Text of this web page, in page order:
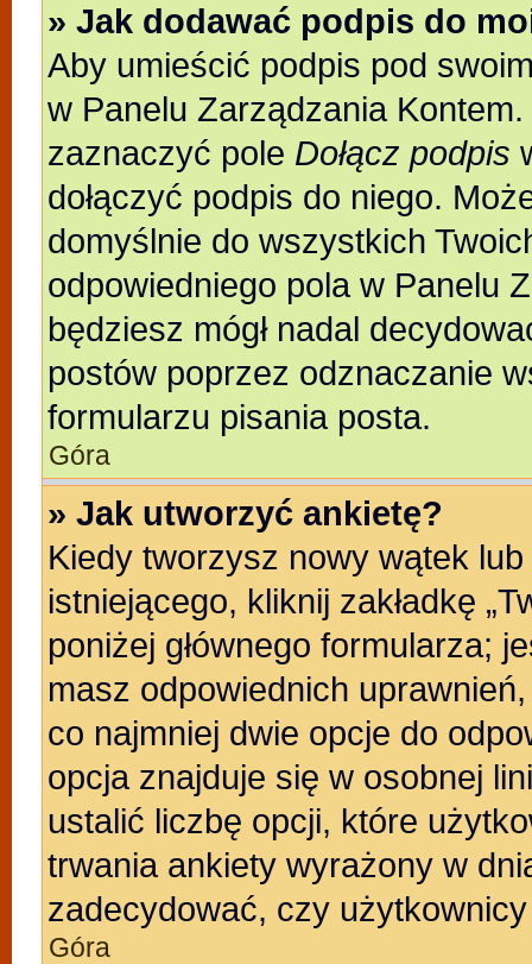
» Jak dodawać podpis do
Aby umieścić podpis pod
w Panelu Zarządzania
zaznaczyć pole Dołącz podpis
dołączyć podpis do niego.
domyślnie do wszystkich
odpowiedniego pola w Panelu
będziesz mógł nadal
postów poprzez odznaczanie
formularzu pisania posta.
Góra
» Jak utworzyć ankietę?
Kiedy tworzysz nowy wątek
istniejącego, kliknij zakładkę
poniżej głównego formularza;
masz odpowiednich
co najmniej dwie opcje do
opcja znajduje się w osobnej
ustalić liczbę opcji, które
trwania ankiety wyrażony w
zadecydować, czy
Góra